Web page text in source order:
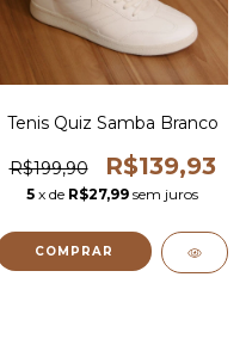
Tenis Quiz Samba Branco
R$199,90 R$139,93
5 x de R$27,99 sem juros
COMPRAR